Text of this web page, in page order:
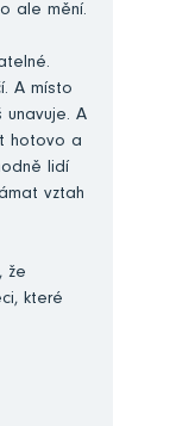
ale mění.
A místo
A
hotovo a
lidí
vztah
že
které